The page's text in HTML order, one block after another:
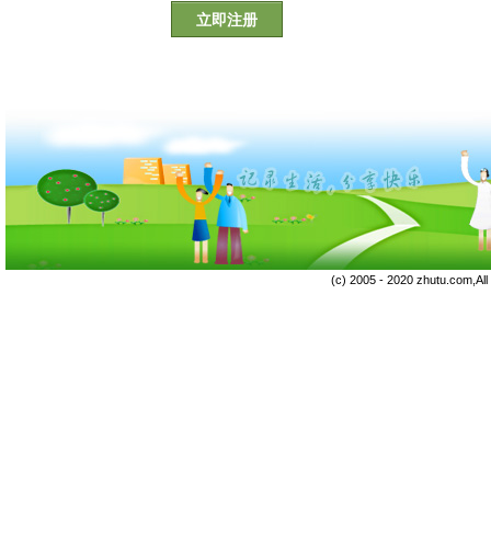
立即注册
(c) 2005 - 2020